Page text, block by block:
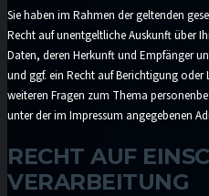
Sie haben im Rahmen der geltenden
Recht auf unentgeltliche Auskunft über
Daten, deren Herkunft und Empfänger
und ggf. ein Recht auf Berichtigung oder
weiteren Fragen zum Thema
unter der im Impressum angegebenen
RECHT AUF
VERARBEITUNG